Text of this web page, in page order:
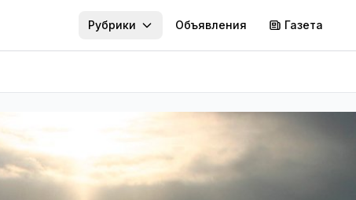
Рубрики Объявления Газета